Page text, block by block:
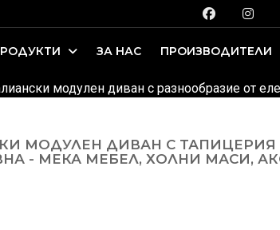
ЗА НАС ПРОИЗВОДИТЕЛИ
модулен диван с разнообразие от
МОДУЛЕН ДИВАН С ТАПИЦЕРИЯ
- МЕКА МЕБЕЛ, ХОЛНИ МАСИ,